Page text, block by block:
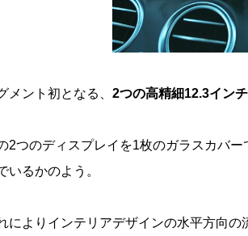
メント初となる、 2つの高精細12.3インチ
2つのディスプレイを1枚のガラスカバ
いるかのよう。
によりインテリアデザインの水平方向の